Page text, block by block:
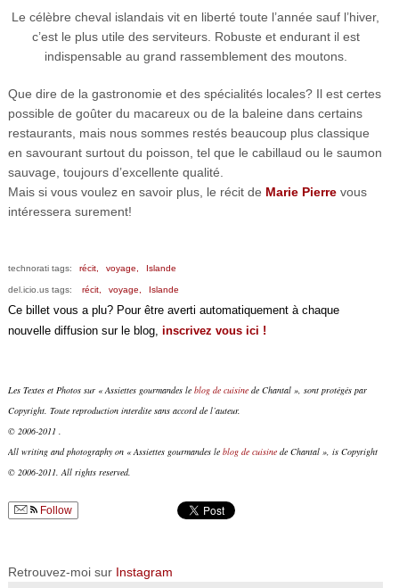
Le célèbre cheval islandais vit en liberté toute l’année sauf l’hiver,
c’est le plus utile des serviteurs. Robuste et endurant il est
indispensable au grand rassemblement des moutons.
Que dire de la gastronomie et des spécialités locales? Il est certes
possible de goûter du macareux ou de la baleine dans certains
restaurants, mais nous sommes restés beaucoup plus classique
en savourant surtout du poisson, tel que le cabillaud ou le saumon
sauvage, toujours d’excellente qualité.
Mais si vous voulez en savoir plus, le récit de Marie Pierrevous
intéressera surement!
technorati tags: récit, voyage, Islande
del.icio.us tags: récit, voyage, Islande
Ce billet vous a plu? Pour être averti automatiquement à chaque
nouvelle diffusion sur le blog, inscrivez vous ici !
Les Textes et Photos sur « Assiettes gourmandes le blog de cuisinede Chantal », sont protégés par
Copyright. Toute reproduction interdite sans accord de l’auteur.
© 2006-2011 .
All writing and photography on « Assiettes gourmandes le blog de cuisinede Chantal », is Copyright
© 2006-2011. All rights reserved.
Follow
Retrouvez-moi sur Instagram